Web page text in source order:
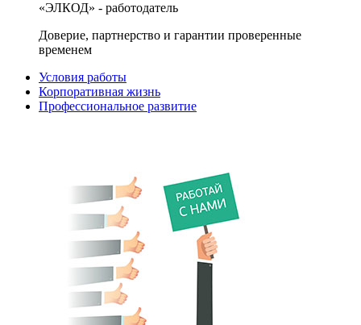
«ЭЛКОД» - работодатель
Доверие, партнерство и гарантии проверенные
временем
Условия работы
Корпоративная жизнь
Профессиональное развитие